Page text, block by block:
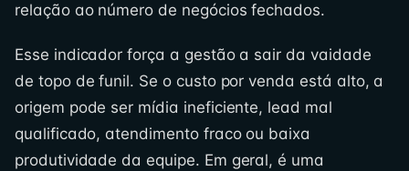
relação ao número de negócios fechados.
Esse indicador força a gestão a sair da vaidade
de topo de funil. Se o custo por venda está alto, a
origem pode ser mídia ineficiente, lead mal
qualificado, atendimento fraco ou baixa
produtividade da equipe. Em geral, é uma